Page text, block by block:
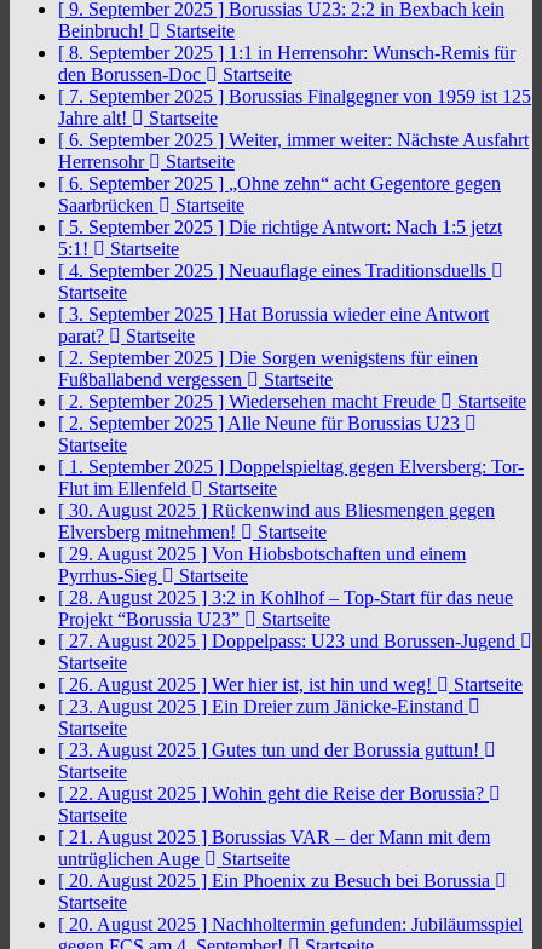
[ 9. September 2025 ] Borussias U23: 2:2 in Bexbach kein
Beinbruch!
Startseite
[ 8. September 2025 ] 1:1 in Herrensohr: Wunsch-Remis für
den Borussen-Doc
Startseite
[ 7. September 2025 ] Borussias Finalgegner von 1959 ist 125
Jahre alt!
Startseite
[ 6. September 2025 ] Weiter, immer weiter: Nächste Ausfahrt
Herrensohr
Startseite
[ 6. September 2025 ] „Ohne zehn“ acht Gegentore gegen
Saarbrücken
Startseite
[ 5. September 2025 ] Die richtige Antwort: Nach 1:5 jetzt
5:1!
Startseite
[ 4. September 2025 ] Neuauflage eines Traditionsduells
Startseite
[ 3. September 2025 ] Hat Borussia wieder eine Antwort
parat?
Startseite
[ 2. September 2025 ] Die Sorgen wenigstens für einen
Fußballabend vergessen
Startseite
[ 2. September 2025 ] Wiedersehen macht Freude
Startseite
[ 2. September 2025 ] Alle Neune für Borussias U23
Startseite
[ 1. September 2025 ] Doppelspieltag gegen Elversberg: Tor-
Flut im Ellenfeld
Startseite
[ 30. August 2025 ] Rückenwind aus Bliesmengen gegen
Elversberg mitnehmen!
Startseite
[ 29. August 2025 ] Von Hiobsbotschaften und einem
Pyrrhus-Sieg
Startseite
[ 28. August 2025 ] 3:2 in Kohlhof – Top-Start für das neue
Projekt “Borussia U23”
Startseite
[ 27. August 2025 ] Doppelpass: U23 und Borussen-Jugend
Startseite
[ 26. August 2025 ] Wer hier ist, ist hin und weg!
Startseite
[ 23. August 2025 ] Ein Dreier zum Jänicke-Einstand
Startseite
[ 23. August 2025 ] Gutes tun und der Borussia guttun!
Startseite
[ 22. August 2025 ] Wohin geht die Reise der Borussia?
Startseite
[ 21. August 2025 ] Borussias VAR – der Mann mit dem
untrüglichen Auge
Startseite
[ 20. August 2025 ] Ein Phoenix zu Besuch bei Borussia
Startseite
[ 20. August 2025 ] Nachholtermin gefunden: Jubiläumsspiel